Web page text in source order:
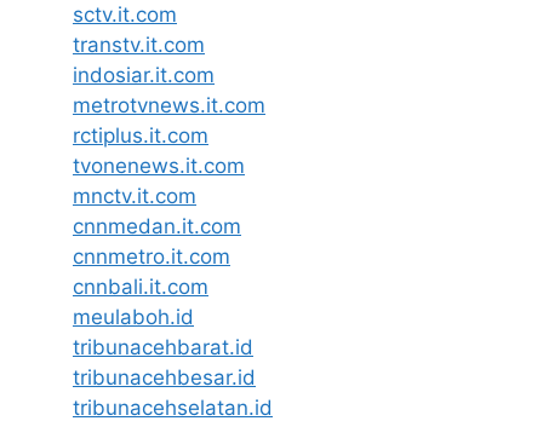
sctv.it.com
transtv.it.com
indosiar.it.com
metrotvnews.it.com
rctiplus.it.com
tvonenews.it.com
mnctv.it.com
cnnmedan.it.com
cnnmetro.it.com
cnnbali.it.com
meulaboh.id
tribunacehbarat.id
tribunacehbesar.id
tribunacehselatan.id